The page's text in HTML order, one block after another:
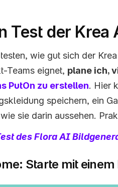
Test der
wie gut sich der
Teams eignet, plane ich,
PutOn zu erstellen. Hier
speichern, ein
sie darin aussehen.
des Flora AI
Starte mit